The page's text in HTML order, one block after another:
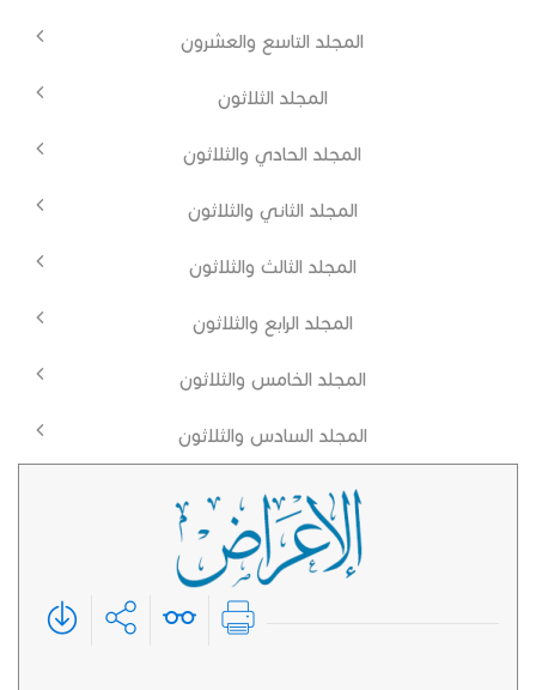
المجلد التاسع والعشرون
المجلد الثلاثون
المجلد الحادي والثلاثون
المجلد الثاني والثلاثون
المجلد الثالث والثلاثون
المجلد الرابع والثلاثون
المجلد الخامس والثلاثون
المجلد السادس والثلاثون